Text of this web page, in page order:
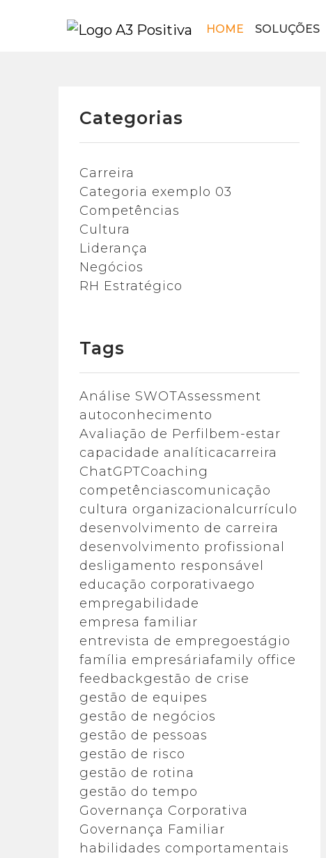
HOME SOLUÇÕES
Categorias
Carreira
Categoria exemplo 03
Competências
Cultura
Liderança
Negócios
RH Estratégico
Tags
Análise SWOTAssessment
autoconhecimento
Avaliação de Perfil bem-estar
capacidade analíticacarreira
ChatGPTCoaching
competênciascomunicação
cultura organizacional currículo
desenvolvimento de carreira
desenvolvimento profissional
desligamento responsável
educação corporativaego
empregabilidade
empresa familiar
entrevista de empregoestágio
família empresáriafamily office
feedbackgestão de crise
gestão de equipes
gestão de negócios
gestão de pessoas
gestão de risco
gestão de rotina
gestão do tempo
Governança Corporativa
Governança Familiar
habilidades comportamentais